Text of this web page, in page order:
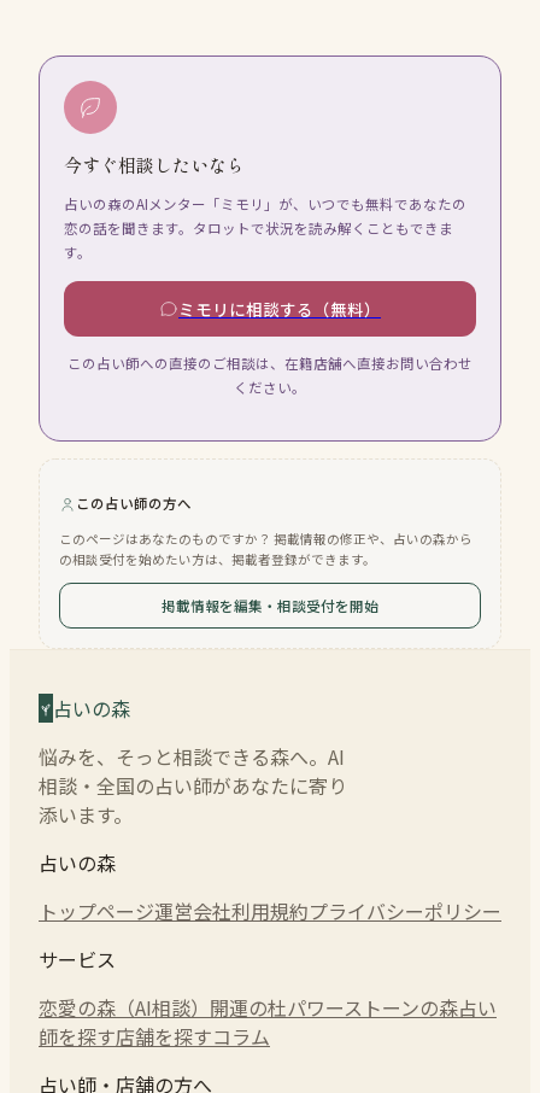
今すぐ相談したいなら
占いの森のAIメンター「ミモリ」が、いつでも無料であなたの
恋の話を聞きます。タロットで状況を読み解くこともできま
す。
ミモリに相談する（無料）
この占い師への直接のご相談は、在籍店舗へ直接お問い合わせ
ください。
この占い師の方へ
このページはあなたのものですか？ 掲載情報の修正や、占いの森から
の相談受付を始めたい方は、掲載者登録ができます。
掲載情報を編集・相談受付を開始
占いの森
悩みを、そっと相談できる森へ。AI
相談・全国の占い師があなたに寄り
添います。
占いの森
トップページ運営会社利用規約プライバシーポリシー
サービス
恋愛の森（AI相談） 開運の杜パワーストーンの森占い
師を探す店舗を探すコラム
占い師・店舗の方へ